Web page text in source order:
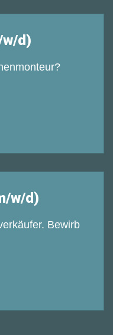
w/d)
w/d)
Bewirb